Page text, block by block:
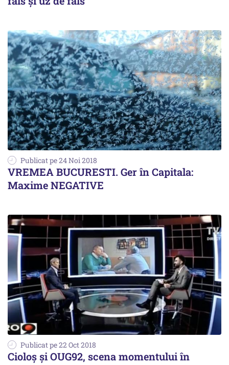
Publicat pe 24 Noi 2018
VREMEA BUCURESTI. Ger în Capitala:
Maxime NEGATIVE
Publicat pe 22 Oct 2018
Cioloș și OUG92, scena momentului în